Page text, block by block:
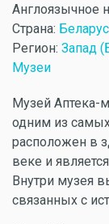
Англоязычное
Страна:
Регион: Запад
Музеи
Музей Аптека-
одним из
расположен в
веке и
Внутри музея
связанных с